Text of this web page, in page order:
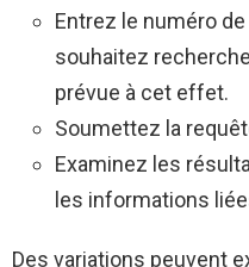
Entrez le numéro
souhaitez
prévue à cet effet.
Soumettez la
Examinez les
les informations
Des variations peuvent